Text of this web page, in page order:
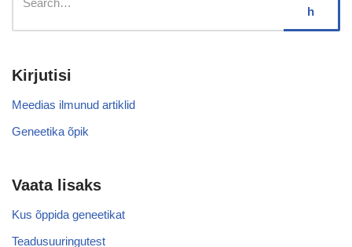
h
Kirjutisi
Meedias ilmunud artiklid
Geneetika õpik
Vaata lisaks
Kus õppida geneetikat
Teadusuuringutest